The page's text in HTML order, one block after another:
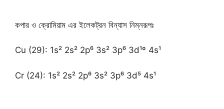
কপার ও ক্রোমিয়াম এর ইলেকট্রন বিন্যাস নিম্নরূপঃ
Cu (29): 1s² 2s² 2p⁶ 3s² 3p⁶ 3d¹º 4s¹
Cr (24): 1s² 2s² 2p⁶ 3s² 3p⁶ 3d⁵ 4s¹